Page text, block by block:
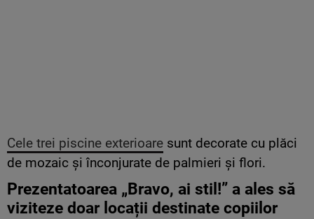
Cele trei piscine exterioare sunt decorate cu plăci
de mozaic și înconjurate de palmieri și flori.
Prezentatoarea „Bravo, ai stil !” a ales să
viziteze doar locații destinate copiilor